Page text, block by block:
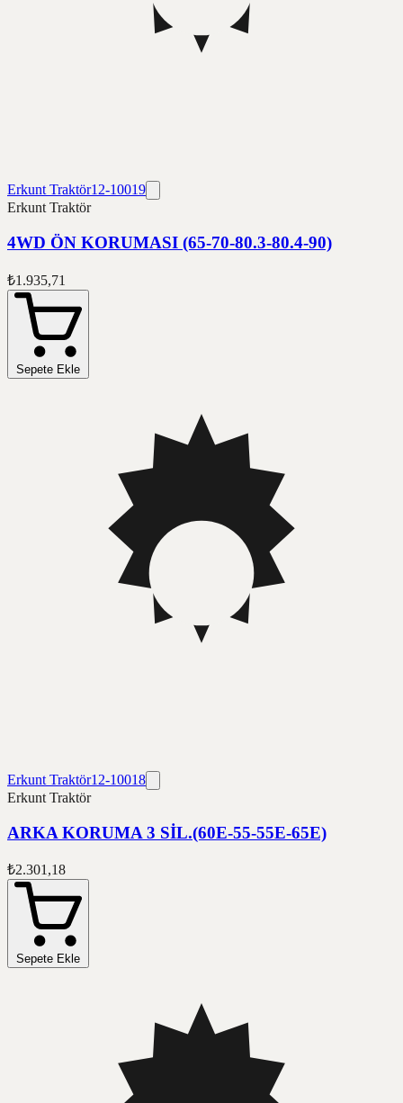
Erkunt Traktör12-10019
Erkunt Traktör
4WD ÖN KORUMASI (65-70-80.3-80.4-90)
₺1.935,71
Sepete Ekle
Erkunt Traktör12-10018
Erkunt Traktör
ARKA KORUMA 3 SİL.(60E-55-55E-65E)
₺2.301,18
Sepete Ekle